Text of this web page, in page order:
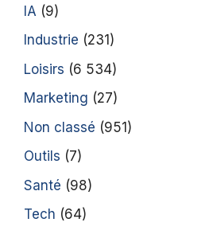
IA (9)
Industrie (231)
Loisirs (6 534)
Marketing (27)
Non classé (951)
Outils (7)
Santé (98)
Tech (64)